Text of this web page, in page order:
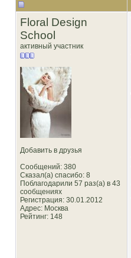
Floral Design
School
активный участник
Добавить в друзья
Сообщений: 380
Сказал(а) спасибо: 8
Поблагодарили 57 раз(а) в 43
сообщениях
Регистрация: 30.01.2012
Адрес: Москва
Рейтинг: 148